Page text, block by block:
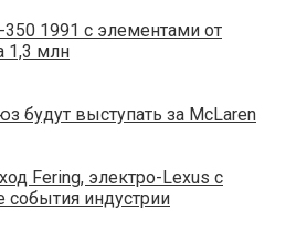
1991 с элементами от
1,3 млн
будут выступать за McLaren
Fering, электро-Lexus с
события индустрии